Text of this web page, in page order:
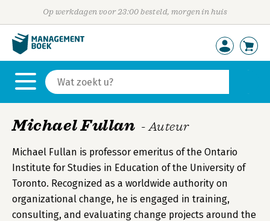
Op werkdagen voor 23:00 besteld, morgen in huis
Michael Fullan - Auteur
Michael Fullan is professor emeritus of the Ontario
Institute for Studies in Education of the University of
Toronto. Recognized as a worldwide authority on
organizational change, he is engaged in training,
consulting, and evaluating change projects around the